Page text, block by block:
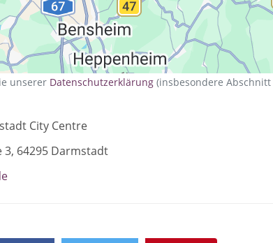
unserer Datenschutzerklärung (insbesondere Abschnitt
City Centre
3 64295 Darmstadt